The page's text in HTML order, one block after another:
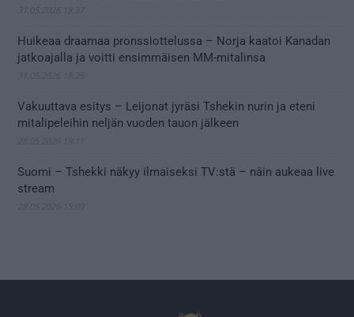
Huikeaa draamaa pronssiottelussa – Norja kaatoi Kanadan
jatkoajalla ja voitti ensimmäisen MM-mitalinsa
Vakuuttava esitys – Leijonat jyräsi Tshekin nurin ja eteni
mitalipeleihin neljän vuoden tauon jälkeen
Suomi – Tshekki näkyy ilmaiseksi TV:stä – näin aukeaa live
stream